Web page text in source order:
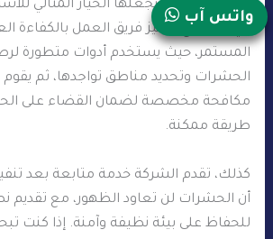
الأشخاص، مما يجعلها الخيار المثالي
في الخوانيج. يتميز فريق العمل بالكفاءة
المستمر، حيث يستخدم أدوات متطورة
الحشرات وتحديد مناطق تواجدها، ثم
مكافحة مخصصة لضمان القضاء على
طريقة ممكنة.
كذلك، تقدم الشركة خدمة متابعة بعد
أن الحشرات لن تعاود الظهور، مع تقديم
للحفاظ على بيئة نظيفة وآمنة. إذا كنت
واتس آب